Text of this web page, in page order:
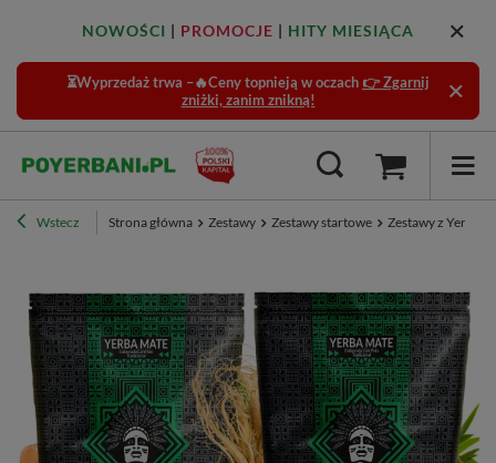
NOWOŚCI | PROMOCJE | HITY MIESIĄCA
⏳Wyprzedaż trwa –🔥Ceny topnieją w oczach 👉 Zgarnij
zniżki, zanim znikną!
Wstecz Strona główna Zestawy Zestawy startowe Zestawy z Yerbą -